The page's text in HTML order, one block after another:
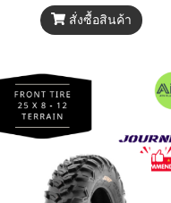
สั่งซื้อสินค้า